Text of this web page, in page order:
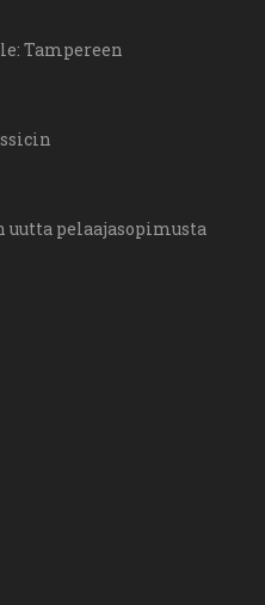
Tampereen
uutta pelaajasopimusta